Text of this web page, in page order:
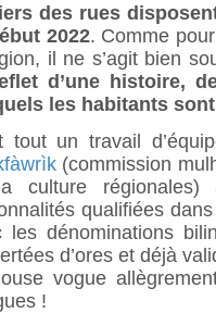
des rues
2022. Comme
il ne s’agit bien
d’une histoire,
les habitants
tout un travail
(commission
culture régionales)
qualifiées
les dénominations
d’ores et déjà
vogue
!